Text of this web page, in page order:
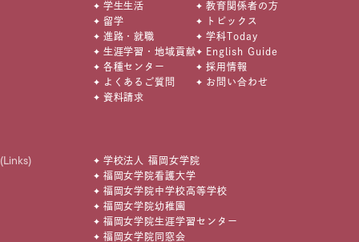
学生生活
留学
進路・就職
生涯学習・地域貢献
各種センター
よくあるご質問
資料請求
教育関係者の方
トピックス
学科Today
English Guide
採用情報
お問い合わせ
(Links)
学校法人 福岡女学院
福岡女学院看護大学
福岡女学院中学校高等学校
福岡女学院幼稚園
福岡女学院生涯学習センター
福岡女学院同窓会